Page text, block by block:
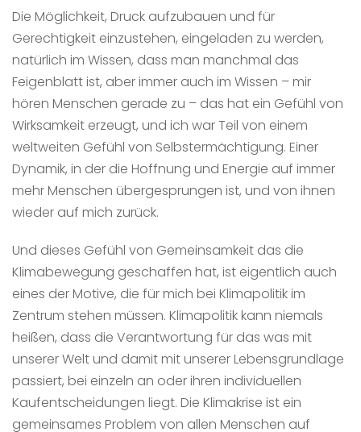
Die Möglichkeit, Druck aufzubauen und für
Gerechtigkeit einzustehen, eingeladen zu werden,
natürlich im Wissen, dass man manchmal das
Feigenblatt ist, aber immer auch im Wissen – mir
hören Menschen gerade zu – das hat ein Gefühl von
Wirksamkeit erzeugt, und ich war Teil von einem
weltweiten Gefühl von Selbstermächtigung. Einer
Dynamik, in der die Hoffnung und Energie auf immer
mehr Menschen übergesprungen ist, und von ihnen
wieder auf mich zurück.
Und dieses Gefühl von Gemeinsamkeit das die
Klimabewegung geschaffen hat, ist eigentlich auch
eines der Motive, die für mich bei Klimapolitik im
Zentrum stehen müssen. Klimapolitik kann niemals
heißen, dass die Verantwortung für das was mit
unserer Welt und damit mit unserer Lebensgrundlage
passiert, bei einzeln an oder ihren individuellen
Kaufentscheidungen liegt. Die Klimakrise ist ein
gemeinsames Problem von allen Menschen auf